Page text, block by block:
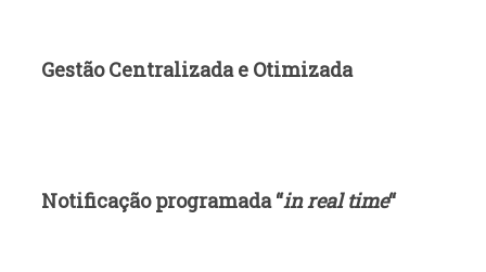
Gestão Centralizada e Otimizada
Notificação programada “in real time“